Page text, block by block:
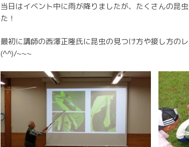
当日はイベント中に雨が降りましたが、たくさんの昆
た！
最初に講師の西澤正隆氏に昆虫の見つけ方や接し方の
(^^)/~~~